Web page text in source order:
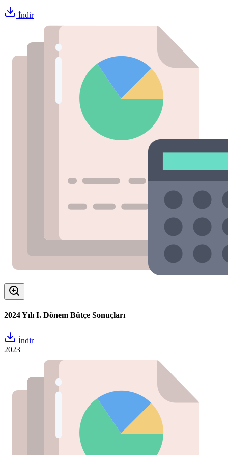
İndir
2024 Yılı I. Dönem Bütçe Sonuçları
İndir
2023